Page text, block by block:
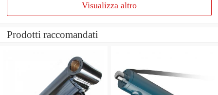
Visualizza altro
Prodotti raccomandati